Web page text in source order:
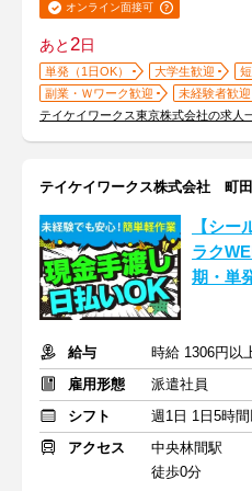
オンライン面接可
あと2日
単発（1日OK） 大学生歓迎
副業・Ｗワーク歓迎
未経験者歓迎
テイケイワークス東京株式会社の求人
テイケイワークス株式会社 町
【シー
ラク
期・単
給与
時給 1306円以
雇用形態
派遣社員
シフト
週1日 1日5時
アクセス
中央林間駅
徒歩0分